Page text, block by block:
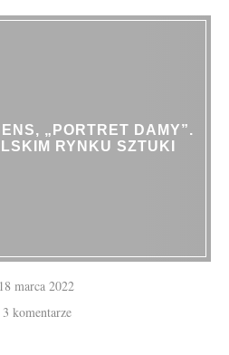
„PORTRET DAMY”.
RYNKU SZTUKI
18 marca 2022
3 komentarze